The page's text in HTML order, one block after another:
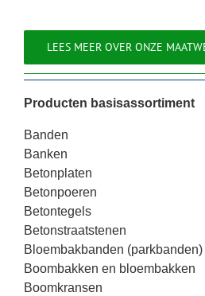
LEES MEER OVER ONZE
Producten basisassortiment
Banden
Banken
Betonplaten
Betonpoeren
Betontegels
Betonstraatstenen
Bloembakbanden (parkbanden)
Boombakken en bloembakken
Boomkransen